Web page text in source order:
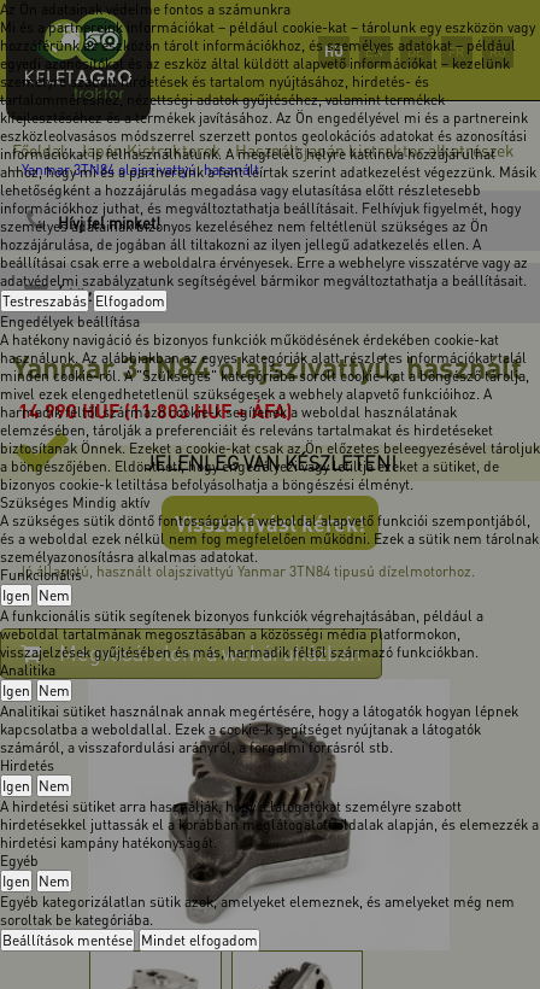
Az Ön adatainak védelme fontos a számunkra
Mi és a partnereink információkat – például cookie-kat – tárolunk egy eszközön vagy
hozzáférünk az eszközön tárolt információkhoz, és személyes adatokat – például
egyedi azonosítókat és az eszköz által küldött alapvető információkat – kezelünk
személyre szabott hirdetések és tartalom nyújtásához, hirdetés- és
tartalomméréshez, nézettségi adatok gyűjtéséhez, valamint termékek
kifejlesztéséhez és a termékek javításához. Az Ön engedélyével mi és a partnereink
eszközleolvasásos módszerrel szerzett pontos geolokációs adatokat és azonosítási
információkat is felhasználhatunk. A megfelelő helyre kattintva hozzájárulhat
ahhoz, hogy mi és a partnereink a fent leírtak szerint adatkezelést végezzünk. Másik
lehetőségként a hozzájárulás megadása vagy elutasítása előtt részletesebb
információkhoz juthat, és megváltoztathatja beállításait. Felhívjuk figyelmét, hogy
személyes adatainak bizonyos kezeléséhez nem feltétlenül szükséges az Ön
hozzájárulása, de jogában áll tiltakozni az ilyen jellegű adatkezelés ellen. A
beállításai csak erre a weboldalra érvényesek. Erre a webhelyre visszatérve vagy az
adatvédelmi szabályzatunk segítségével bármikor megváltoztathatja a beállításait.
Testreszabás Elfogadom
Engedélyek beállítása
A hatékony navigáció és bizonyos funkciók működésének érdekében cookie-kat
használunk. Az alábbiakban az egyes kategóriák alatt részletes információkat talál
minden cookie-ról. A "Szükséges" kategóriába sorolt cookie-kat a böngésző tárolja,
mivel ezek elengedhetetlenül szükségesek a webhely alapvető funkcióihoz. A
harmadik féltől származó cookie-k segítenek a weboldal használatának
elemzésében, tárolják a preferenciáit és releváns tartalmakat és hirdetéseket
biztosítanak Önnek. Ezeket a cookie-kat csak az Ön előzetes beleegyezésével tároljuk
a böngészőjében. Eldöntheti, hogy engedélyezi vagy letiltja ezeket a sütiket, de
bizonyos cookie-k letiltása befolyásolhatja a böngészési élményt.
Szükséges Mindig aktív
A szükséges sütik döntő fontosságúak a weboldal alapvető funkciói szempontjából,
és a weboldal ezek nélkül nem fog megfelelően működni. Ezek a sütik nem tárolnak
személyazonosításra alkalmas adatokat.
Funkcionális
Igen Nem
A funkcionális sütik segítenek bizonyos funkciók végrehajtásában, például a
weboldal tartalmának megosztásában a közösségi média platformokon,
visszajelzések gyűjtésében és más, harmadik féltől származó funkciókban.
Analitika
Igen Nem
Analitikai sütiket használnak annak megértésére, hogy a látogatók hogyan lépnek
kapcsolatba a weboldallal. Ezek a cookie-k segítséget nyújtanak a látogatók
számáról, a visszafordulási arányról, a forgalmi forrásról stb.
Hirdetés
Igen Nem
A hirdetési sütiket arra használják, hogy a látogatókat személyre szabott
hirdetésekkel juttassák el a korábban meglátogatott oldalak alapján, és elemezzék a
hirdetési kampány hatékonyságát.
Egyéb
Igen Nem
Egyéb kategorizálatlan sütik azok, amelyeket elemeznek, és amelyeket még nem
soroltak be kategóriába.
Beállítások mentése Mindet elfogadom
HU EN DE FR RO
Főoldal-Japán Kistraktorok -Használt japán kistraktor alkatrészek
-Yanmar 3TN84 olajszivattyú, használt
Hívj fel minket!
Írj üzenetet!
Yanmar 3TN84 olajszivattyú, használt
14 990HUF (11 803 HUF + ÁFA)
JELENLEG VAN KÉSZLETEN!
Visszahívást kérek!
Jó állapotú, használt olajszivattyú Yanmar 3TN84 tipusú dízelmotorhoz.
Megvásárolom a webáruházban